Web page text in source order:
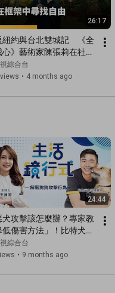
26:17
紐約與台北雙城記　《全
心》藝術家陳張莉在社會
　追尋自我實現的創作
｜文藝賦格｜#鏡電視綜
綜合台
• 4 months ago
24:44
犬攻擊該怎麼辦？專家教
低傷害方法」！比特犬較
性？ 「這6類危險犬
須採防護措施！狗狗「奇
活鏡行式 王月芳 熊爸 #
綜合台
• 9 months ago